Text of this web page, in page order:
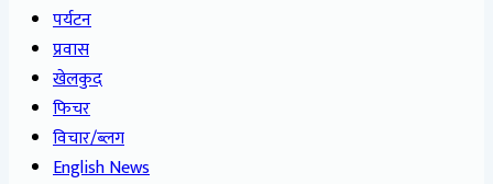
पर्यटन
प्रवास
खेलकुद
फिचर
विचार/ब्लग
English News